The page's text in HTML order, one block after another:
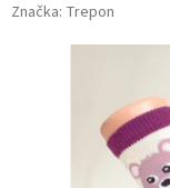
Značka: Trepon